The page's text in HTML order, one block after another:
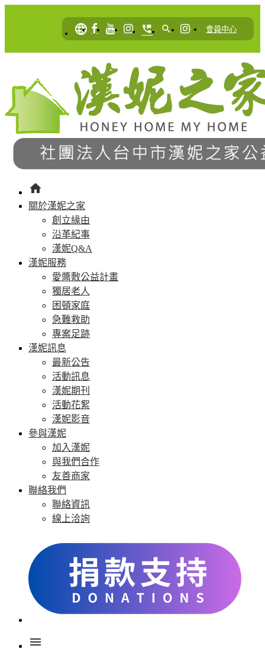
language perm_phone_msg search | 會員中心
home
關於漢妮之家
創立緣由
沿革紀事
漢妮Q&A
漢妮服務
愛醬敷公益計畫
獨居老人
困頓家庭
急難救助
專案足跡
漢妮訊息
最新公告
活動訊息
漢妮期刊
活動花絮
漢妮影音
參與漢妮
加入漢妮
與我們合作
友善商家
聯絡我們
聯絡資訊
線上洽詢
menu